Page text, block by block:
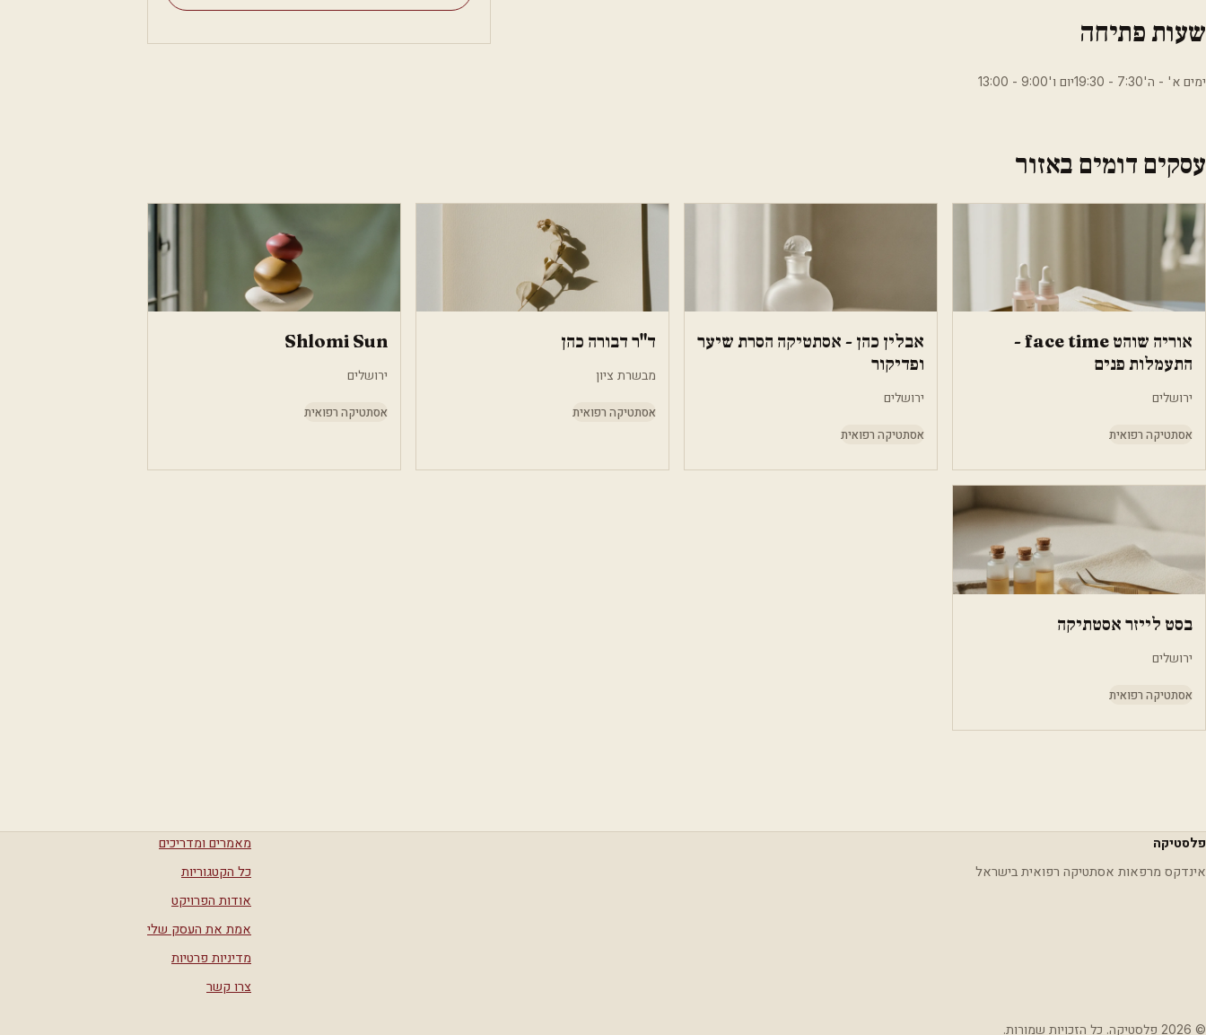
שעות פתיחה
ימים א' - ה'7:30 - 19:30יום ו'9:00 - 13:00
עסקים דומים באזור
אוריה שוהט face time -
התעמלות פנים
ירושלים
אסתטיקה רפואית
אבלין כהן - אסתטיקה הסרת שיער
ופדיקור
ירושלים
אסתטיקה רפואית
ד"ר דבורה כהן
מבשרת ציון
אסתטיקה רפואית
Shlomi Sun
ירושלים
אסתטיקה רפואית
בסט לייזר אסטתיקה
ירושלים
אסתטיקה רפואית
פלסטיקה
אינדקס מרפאות אסתטיקה רפואית בישראל
מאמרים ומדריכים
כל הקטגוריות
אודות הפרויקט
אמת את העסק שלי
מדיניות פרטיות
צרו קשר
© 2026 פלסטיקה. כל הזכויות שמורות.